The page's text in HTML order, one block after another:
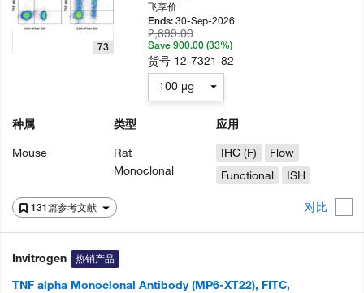
131篇参考文献 对比
73
种属
Mouse
类型
Rat
Monoclonal
应用
IHC (F)
Flow
Functional
ISH
飞享价
Ends:30-Sep-2026
2,699.00
Save 900.00 (33%)
货号 12-7321-82
100 µg
Invitrogen 热销产品
TNF alpha Monoclonal Antibody (MP6-XT22), FITC,